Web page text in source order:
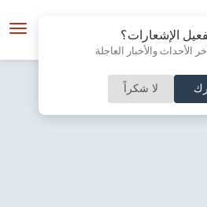
الإشعارات؟
الأحداث والأخبار العاجلة
لا شكراً